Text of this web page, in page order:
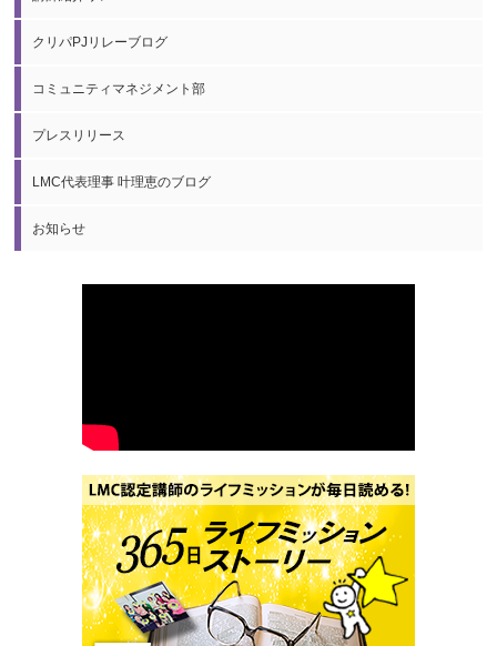
クリパPJリレーブログ
コミュニティマネジメント部
プレスリリース
LMC代表理事 叶理恵のブログ
お知らせ